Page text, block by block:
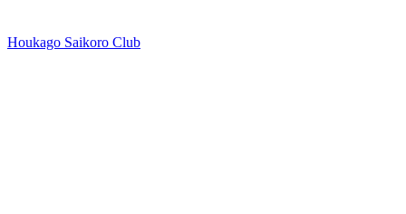
Houkago Saikoro Club